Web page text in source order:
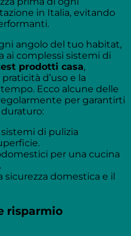
in Italia, evitando
angolo del tuo habitat,
ai complessi sistemi di
prodotti casa,
d’uso e la
Ecco alcune delle
per garantirti
di pulizia
per una cucina
domestica e il
risparmio